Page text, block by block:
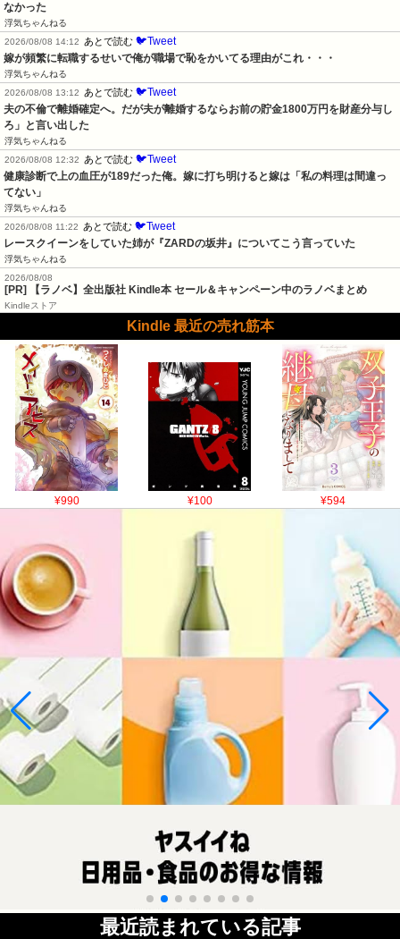
なかった
浮気ちゃんねる
2026/08/08 14:12
あとで読む 🐦Tweet
嫁が頻繁に転職するせいで俺が職場で恥をかいてる理由がこれ・・・
浮気ちゃんねる
2026/08/08 13:12
あとで読む 🐦Tweet
夫の不倫で離婚確定へ。だが夫が離婚するならお前の貯金1800万円を財産分与し
ろ」と言い出した
浮気ちゃんねる
2026/08/08 12:32
あとで読む 🐦Tweet
健康診断で上の血圧が189だった俺。嫁に打ち明けると嫁は「私の料理は間違っ
てない」
浮気ちゃんねる
2026/08/08 11:22
あとで読む 🐦Tweet
レースクイーンをしていた姉が『ZARDの坂井』についてこう言っていた
浮気ちゃんねる
2026/08/08
[PR] 【ラノベ】全出版社 Kindle本 セール＆キャンペーン中のラノベまとめ
Kindleストア
Kindle 最近の売れ筋本
¥990 ¥100 ¥594
最近読まれている記事